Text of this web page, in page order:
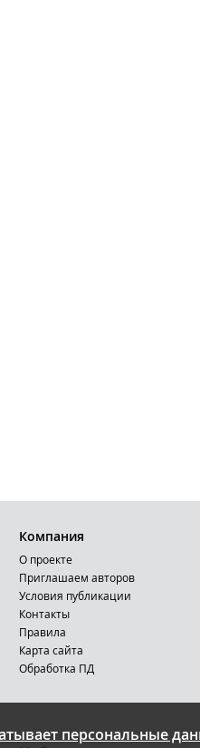
персональные
Компания
О проекте
Приглашаем авторов
Условия публикации
Контакты
Правила
Карта сайта
Обработка ПД